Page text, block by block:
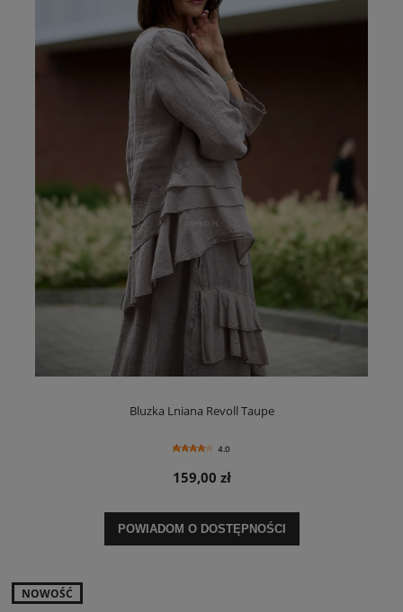
Bluzka Lniana Revoll Taupe
4.0
159,00 zł
POWIADOM O DOSTĘPNOŚCI
NOWOŚĆ